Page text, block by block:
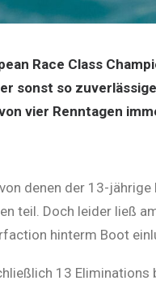
Race Class
sonst so
vier Renntagen
denen der 13-
teil. Doch leider ließ
hinterm Boot
13